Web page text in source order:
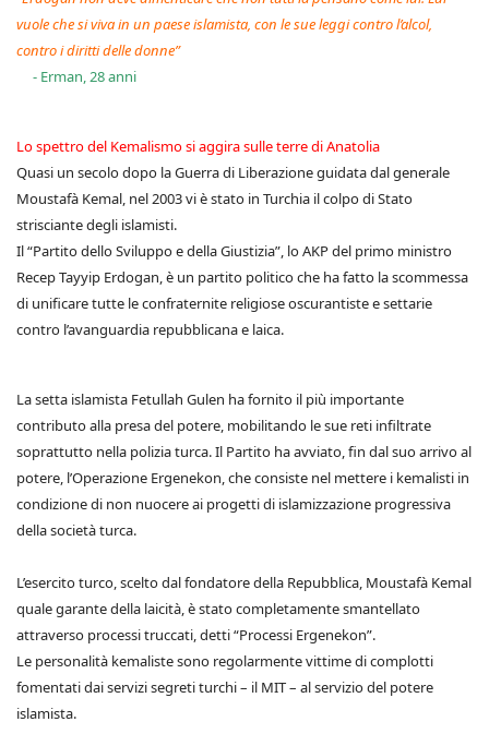
vuole che si viva in un paese islamista, con le sue leggi contro l’alcol,
contro i diritti delle donne”
- Erman, 28 anni
Lo spettro del Kemalismo si aggira sulle terre di Anatolia
Quasi un secolo dopo la Guerra di Liberazione guidata dal generale
Moustafà Kemal, nel 2003 vi è stato in Turchia il colpo di Stato
strisciante degli islamisti.
Il “Partito dello Sviluppo e della Giustizia”, lo AKP del primo ministro
Recep Tayyip Erdogan, è un partito politico che ha fatto la scommessa
di unificare tutte le confraternite religiose oscurantiste e settarie
contro l’avanguardia repubblicana e laica.
La setta islamista Fetullah Gulen ha fornito il più importante
contributo alla presa del potere, mobilitando le sue reti infiltrate
soprattutto nella polizia turca. Il Partito ha avviato, fin dal suo arrivo al
potere, l’Operazione Ergenekon, che consiste nel mettere i kemalisti in
condizione di non nuocere ai progetti di islamizzazione progressiva
della società turca.
L’esercito turco, scelto dal fondatore della Repubblica, Moustafà Kemal
quale garante della laicità, è stato completamente smantellato
attraverso processi truccati, detti “Processi Ergenekon”.
Le personalità kemaliste sono regolarmente vittime di complotti
fomentati dai servizi segreti turchi – il MIT – al servizio del potere
islamista.